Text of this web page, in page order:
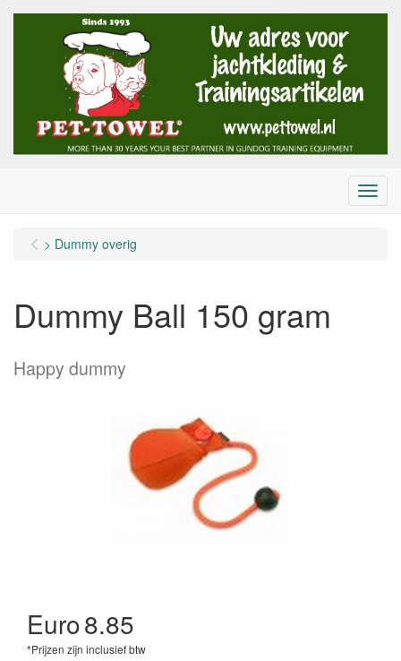
Menu
> Dummy overig
Dummy Ball 150 gram
Happy dummy
Euro8.85
*Prijzen zijn inclusief btw